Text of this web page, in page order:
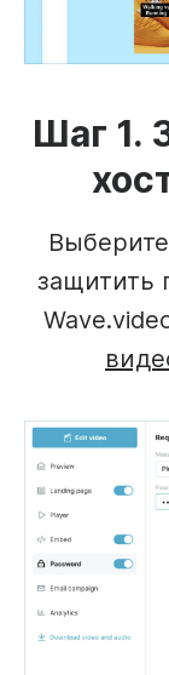
Шаг 1.
защитить